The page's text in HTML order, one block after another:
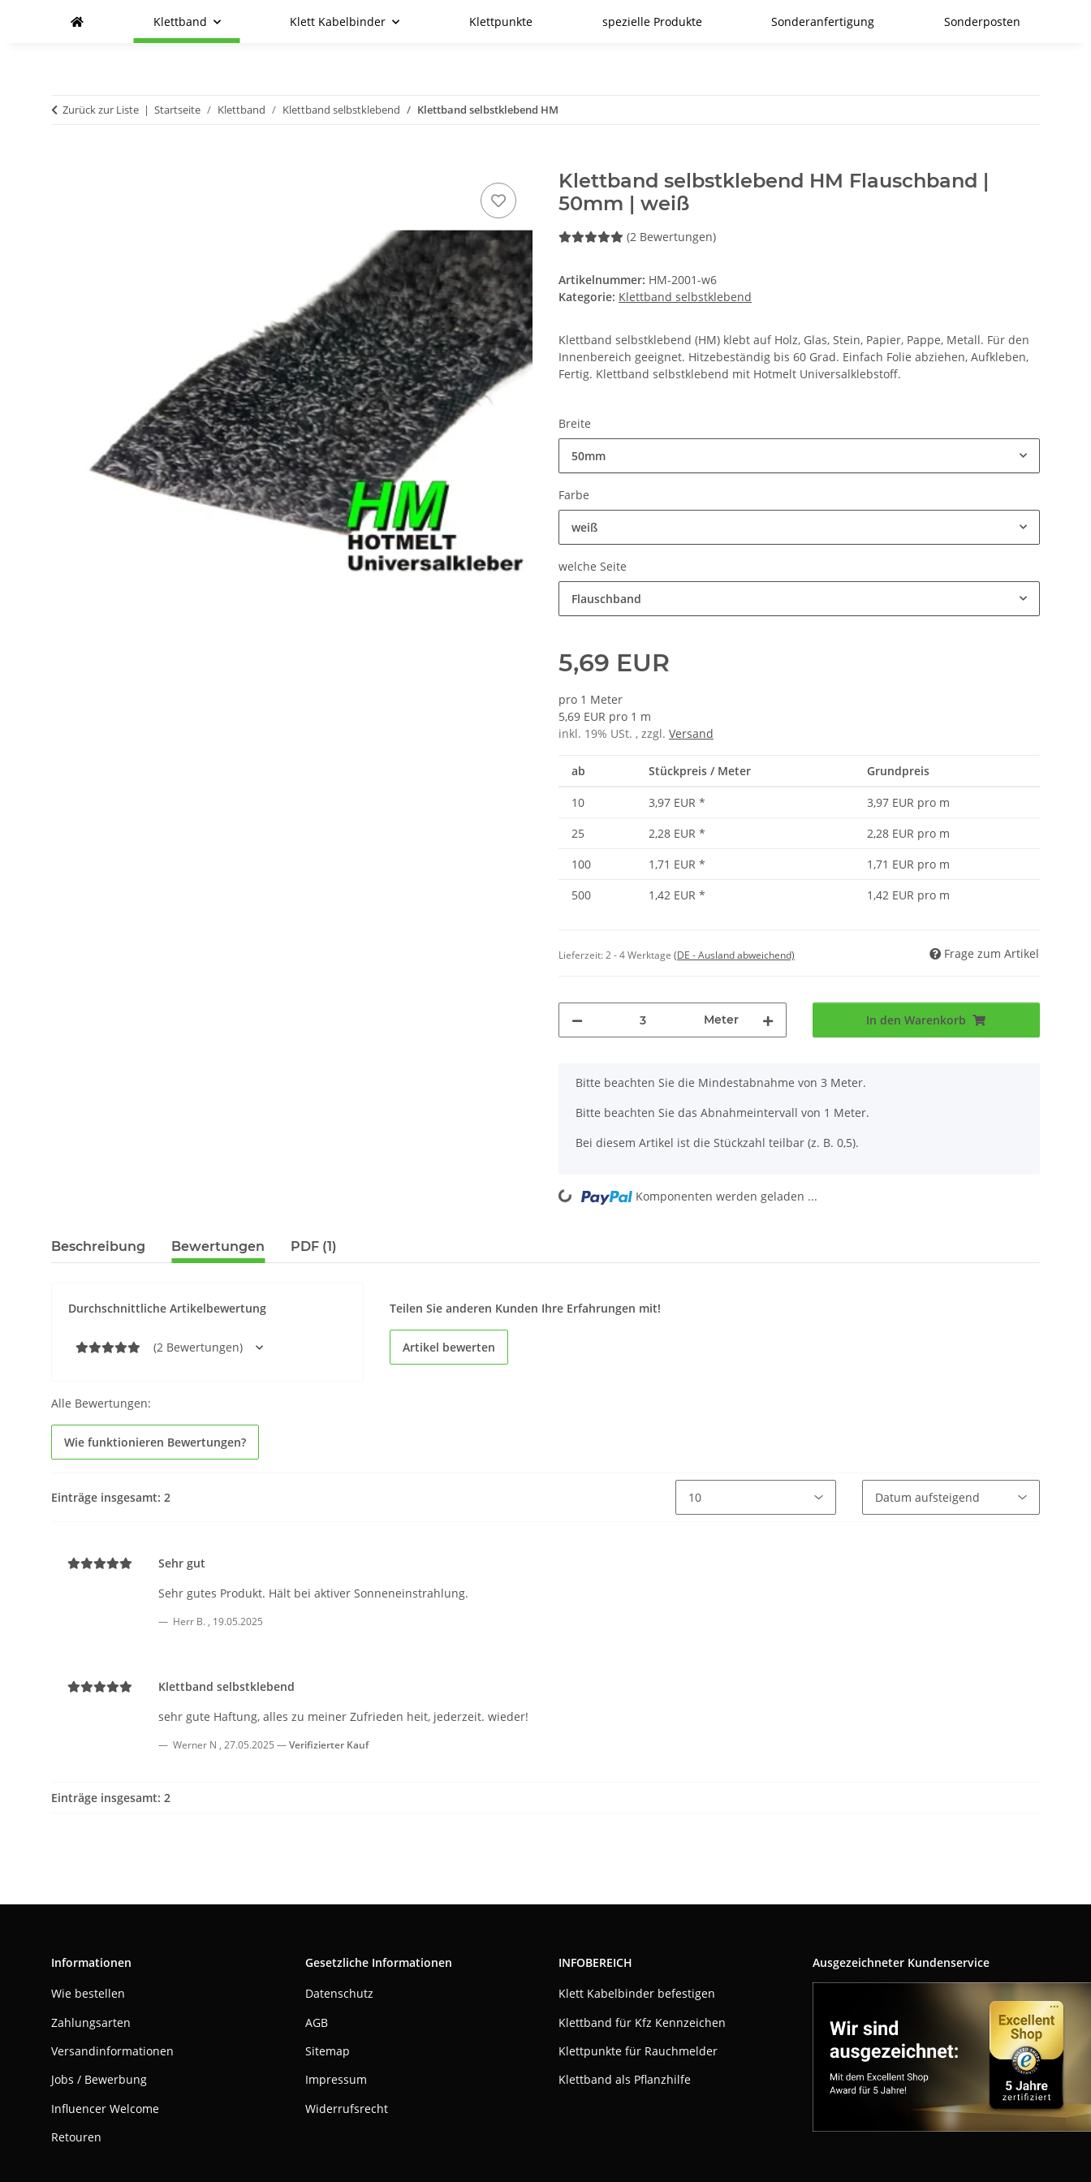
Klettband Klett Kabelbinder Klettpunkte spezielle Produkte Sonderanfertigung Sonderposten
Zurück zur Liste Startseite Klettband Klettband selbstklebend Klettband selbstklebend HM
Klettband selbstklebend HM Flauschband |
50mm | weiß
(2 Bewertungen)
Artikelnummer: HM-2001-w6
Kategorie: Klettband selbstklebend
Klettband selbstklebend (HM) klebt auf Holz, Glas, Stein, Papier, Pappe, Metall. Für den
Innenbereich geeignet. Hitzebeständig bis 60 Grad. Einfach Folie abziehen, Aufkleben,
Fertig. Klettband selbstklebend mit Hotmelt Universalklebstoff.
Breite
50mm
Farbe
weiß
welche Seite
Flauschband
5,69 EUR
pro 1 Meter
5,69 EUR pro 1 m
inkl. 19% USt. , zzgl. Versand
ab Stückpreis / Meter Grundpreis
10 3,97 EUR *
3,97 EUR pro m
25
2,28 EUR *
2,28 EUR pro m
100
1,71 EUR *
1,71 EUR pro m
500
1,42 EUR * 1,42 EUR pro m
Lieferzeit:2 - 4 Werktage (DE - Ausland abweichend) Frage zum Artikel
Meter In den Warenkorb
x
Bitte beachten Sie die Mindestabnahme von 3 Meter.
Bitte beachten Sie das Abnahmeintervall von 1 Meter.
Bei diesem Artikel ist die Stückzahl teilbar (z. B. 0,5).
Loading... Komponenten werden geladen ...
Beschreibung Bewertungen PDF (1)
Durchschnittliche Artikelbewertung
(2 Bewertungen)
Teilen Sie anderen Kunden Ihre Erfahrungen mit!
Artikel bewerten
Alle Bewertungen:
Wie funktionieren Bewertungen?
Einträge insgesamt: 2
Sehr gut
Sehr gutes Produkt. Hält bei aktiver Sonneneinstrahlung.
Herr B. , 19.05.2025
Klettband selbstklebend
sehr gute Haftung, alles zu meiner Zufrieden heit, jederzeit. wieder!
Werner N , 27.05.2025 Verifizierter Kauf
Einträge insgesamt: 2
Informationen
Wie bestellen
Zahlungsarten
Versandinformationen
Jobs / Bewerbung
Influencer Welcome
Retouren
Gesetzliche Informationen
Datenschutz
AGB
Sitemap
Impressum
Widerrufsrecht
INFOBEREICH
Klett Kabelbinder befestigen
Klettband für Kfz Kennzeichen
Klettpunkte für Rauchmelder
Klettband als Pflanzhilfe
Ausgezeichneter Kundenservice